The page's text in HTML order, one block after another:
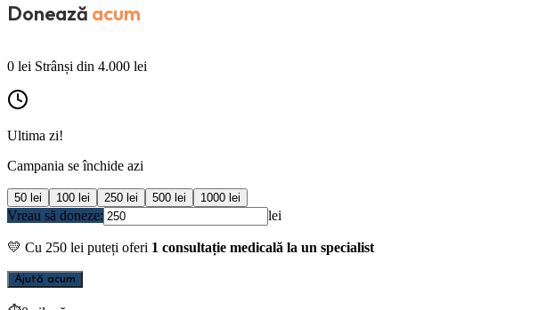
Donează acum
0 lei Strânși din 4.000 lei
Ultima zi!
Campania se închide azi
50 lei 100 lei 250 lei 500 lei 1000 lei
Vreau să doneze: lei
💛 Cu 250 lei puteți oferi 1 consultație medicală la un specialist
Ajută acum